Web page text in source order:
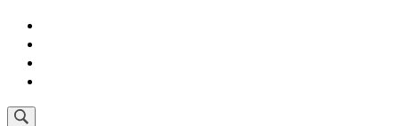
Skip
content
(Press